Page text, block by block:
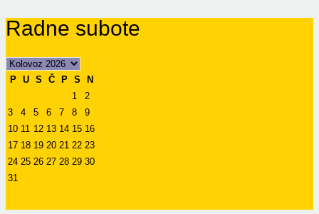
Radne subote
P U S Č P S
N
1
2
3
4 5 6 7 8
9
10 11 12 13 14 15 16
17 18 19 20 21 22 23
24 25 26 27 28 29 30
31